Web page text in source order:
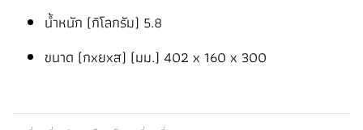
น้ำหนัก (กิโลกรัม) 5.8
ขนาด (กxยxส) (มม.) 402 x 160 x 300